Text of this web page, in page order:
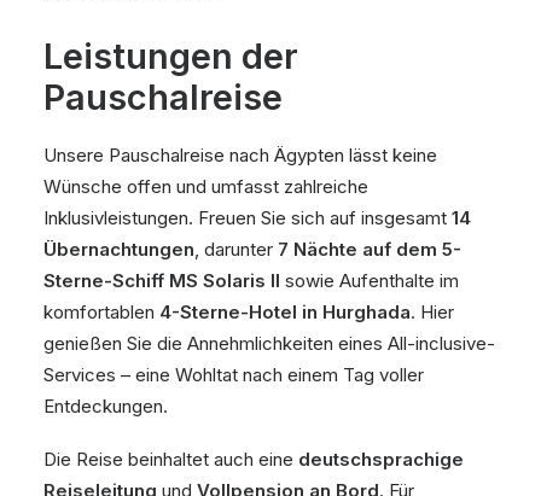
Leistungen der
Pauschalreise
Unsere Pauschalreise nach Ägypten lässt keine
Wünsche offen und umfasst zahlreiche
Inklusivleistungen. Freuen Sie sich auf insgesamt 14
Übernachtungen, darunter 7 Nächte auf dem 5-
Sterne-Schiff MS Solaris II sowie Aufenthalte im
komfortablen 4-Sterne-Hotel in Hurghada. Hier
genießen Sie die Annehmlichkeiten eines All-inclusive-
Services – eine Wohltat nach einem Tag voller
Entdeckungen.
Die Reise beinhaltet auch eine deutschsprachige
Reiseleitung und Vollpension an Bord. Für